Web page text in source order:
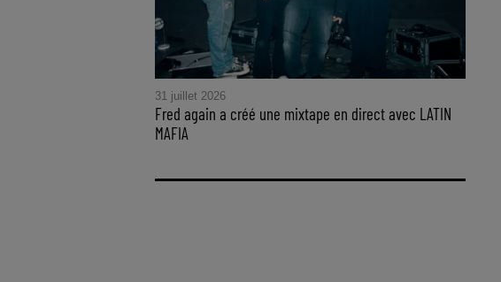
31 juillet 2026
Fred again a créé une mixtape en direct avec LATIN
MAFIA